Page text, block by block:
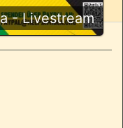
- Livestream